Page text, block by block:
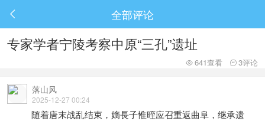
 全部评论
专家学者宁陵考察中原“三孔”遗址
 641查看  3评论
落山风
2025-12-27 00:24
随着唐末战乱结束，嫡長子惟晊应召重返曲阜，继承遗